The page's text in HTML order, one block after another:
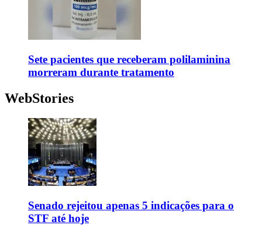
Sete pacientes que receberam polilaminina
morreram durante tratamento
WebStories
Senado rejeitou apenas 5 indicações para o
STF até hoje